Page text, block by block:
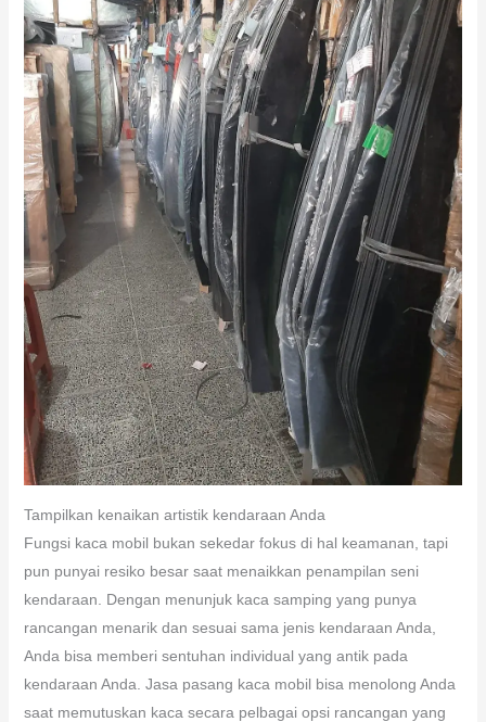
Tampilkan kenaikan artistik kendaraan Anda
Fungsi kaca mobil bukan sekedar fokus di hal keamanan, tapi
pun punyai resiko besar saat menaikkan penampilan seni
kendaraan. Dengan menunjuk kaca samping yang punya
rancangan menarik dan sesuai sama jenis kendaraan Anda,
Anda bisa memberi sentuhan individual yang antik pada
kendaraan Anda. Jasa pasang kaca mobil bisa menolong Anda
saat memutuskan kaca secara pelbagai opsi rancangan yang